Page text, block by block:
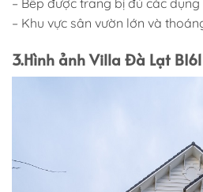
– Bếp được trang bị đủ các
– Khu vực sân vườn lớn và
3.Hình ảnh Villa Đà Lạt BI61